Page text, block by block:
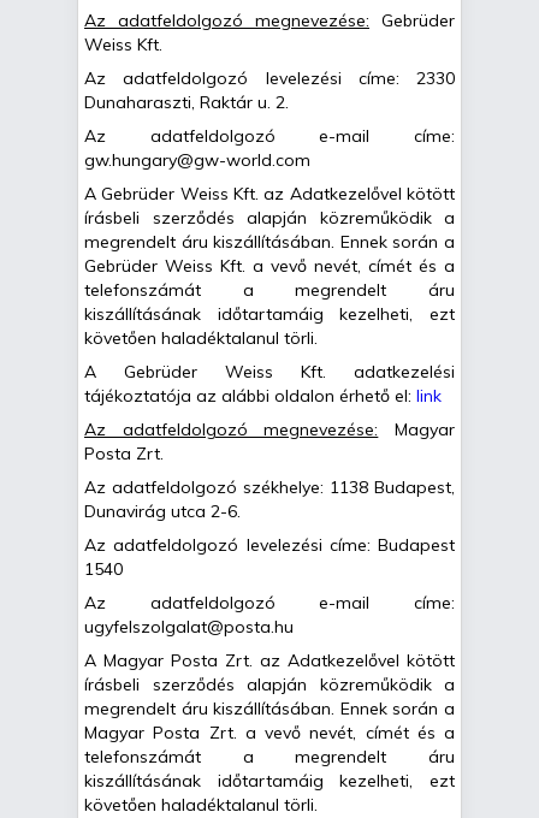
Az adatfeldolgozó megnevezése: Gebrüder
Weiss Kft.
Az adatfeldolgozó levelezési címe: 2330
Dunaharaszti, Raktár u. 2.
Az adatfeldolgozó e-mail címe:
gw.hungary@gw-world.com
A Gebrüder Weiss Kft. az Adatkezelővel kötött
írásbeli szerződés alapján közreműködik a
megrendelt áru kiszállításában. Ennek során a
Gebrüder Weiss Kft. a vevő nevét, címét és a
telefonszámát a megrendelt áru
kiszállításának időtartamáig kezelheti, ezt
követően haladéktalanul törli.
A Gebrüder Weiss Kft. adatkezelési
tájékoztatója az alábbi oldalon érhető el: link
Az adatfeldolgozó megnevezése: Magyar
Posta Zrt.
Az adatfeldolgozó székhelye: 1138 Budapest,
Dunavirág utca 2-6.
Az adatfeldolgozó levelezési címe: Budapest
1540
Az adatfeldolgozó e-mail címe:
ugyfelszolgalat@posta.hu
A Magyar Posta Zrt. az Adatkezelővel kötött
írásbeli szerződés alapján közreműködik a
megrendelt áru kiszállításában. Ennek során a
Magyar Posta Zrt. a vevő nevét, címét és a
telefonszámát a megrendelt áru
kiszállításának időtartamáig kezelheti, ezt
követően haladéktalanul törli.